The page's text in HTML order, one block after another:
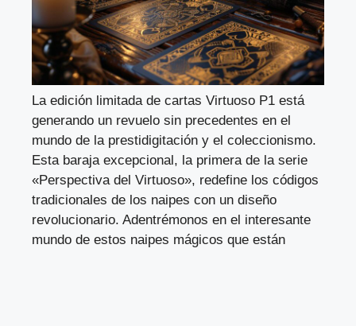
La edición limitada de cartas Virtuoso P1 está
generando un revuelo sin precedentes en el
mundo de la prestidigitación y el coleccionismo.
Esta baraja excepcional, la primera de la serie
«Perspectiva del Virtuoso», redefine los códigos
tradicionales de los naipes con un diseño
revolucionario. Adentrémonos en el interesante
mundo de estos naipes mágicos que están